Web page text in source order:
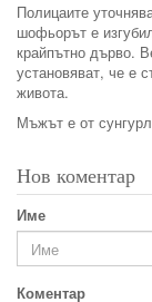
Полицаите
шофьорът е
крайпътно дърво.
установяват, че е
живота.
Мъжът е от
Нов коментар
Име
Коментар